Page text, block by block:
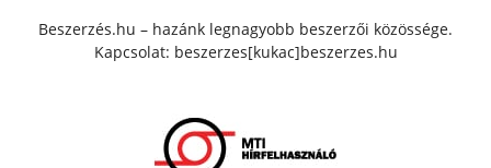
Beszerzés.hu – hazánk legnagyobb beszerzői közössége.
Kapcsolat: beszerzes[kukac]beszerzes.hu